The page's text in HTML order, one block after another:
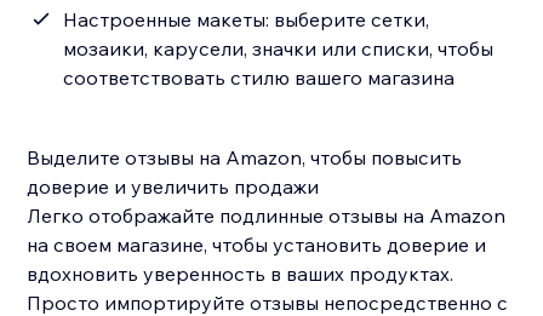
Настроенные макеты: выберите сетки,
мозаики, карусели, значки или списки, чтобы
соответствовать стилю вашего магазина
Выделите отзывы на Amazon, чтобы повысить
доверие и увеличить продажи
Легко отображайте подлинные отзывы на Amazon
на своем магазине, чтобы установить доверие и
вдохновить уверенность в ваших продуктах.
Просто импортируйте отзывы непосредственно с